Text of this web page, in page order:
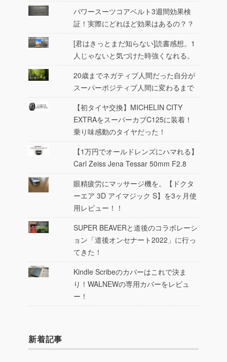
パワースーツコアベルト3週間効果検
証！実際にどれほど効果はあるの？？
[君はきっとまだ知らない]読書感想。1
人じゃないと気づけた時強くなれる。
20歳までネガティブ人間だった自分が
スーパーポジティブ人間に変わるまで
【初タイヤ交換】MICHELIN CITY
EXTRAをスーパーカブC125に装着！
乗り味感動のタイヤだった！
【1万円でオールドレンズにハマれる】
Carl Zeiss Jena Tessar 50mm F2.8
眼精疲労にマッサージ機を。【ドクタ
ーエア 3D アイマジック S】を3ヶ月使
用レビュー！！
SUPER BEAVERと道後のコラボレーシ
ョン「道後オンセナート2022」に行っ
てきた！
Kindle Scribeのカバーはこれで決ま
り！WALNEWの専用カバーをレビュ
ー！
新着記事